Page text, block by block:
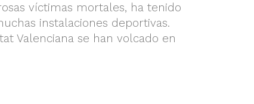
víctimas mortales, ha tenido
instalaciones deportivas.
Valenciana se han volcado en